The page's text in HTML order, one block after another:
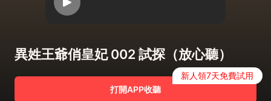
異姓王爺俏皇妃 002 試探（放心聽）
打開APP收聽
新人領7天免費試用